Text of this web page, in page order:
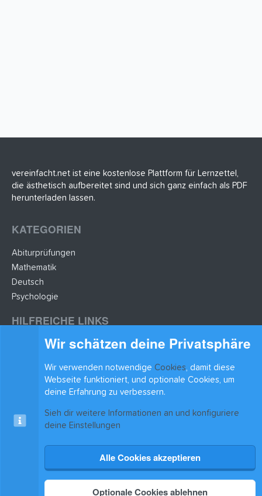
vereinfacht.net ist eine kostenlose Plattform für Lernzettel,
die ästhetisch aufbereitet sind und sich ganz einfach als PDF
herunterladen lassen.
KATEGORIEN
Abiturprüfungen
Mathematik
Deutsch
Psychologie
HILFREICHE LINKS
Lernzettel hochladen
BLEIB AUF DEM LAUFENDEN
xenAwsome-GradientHeader
Kontakt
Nutzungsbedingungen
Datenschutz Hilfe & Support Start
Community platform by XenForo
Wir schätzen deine Privatsphäre
Wir verwenden notwendige Cookies, damit diese
Webseite funktioniert, und optionale Cookies, um
deine Erfahrung zu verbessern.
Sieh dir weitere Informationen an und konfiguriere
deine Einstellungen
Alle Cookies akzeptieren
Optionale Cookies ablehnen